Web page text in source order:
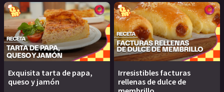
Exquisita tarta de papa,
queso y jamón
Irresistibles facturas
rellenas de dulce de